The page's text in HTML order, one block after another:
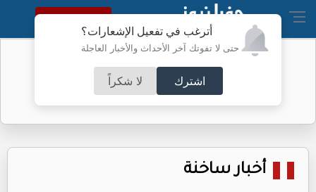
أترغب في تفعيل الإشعارات؟
حتى لا تفوتك آخر الأحداث والأخبار العاجلة
اشترك لا شكراً
النسخة الكاملة
أخبار ساخنة